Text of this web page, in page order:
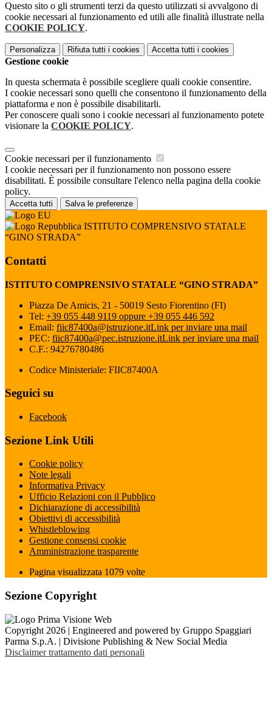
Questo sito o gli strumenti terzi da questo utilizzati si avvalgono di
cookie necessari al funzionamento ed utili alle finalità illustrate nella
COOKIE POLICY.
Personalizza Rifiuta tutti i cookies Accetta tutti i cookies
Gestione cookie
In questa schermata è possibile scegliere quali cookie consentire.
I cookie necessari sono quelli che consentono il funzionamento della
piattaforma e non è possibile disabilitarli.
Per conoscere quali sono i cookie necessari al funzionamento potete
visionare la COOKIE POLICY.
Cookie necessari per il funzionamento
I cookie necessari per il funzionamento non possono essere
disabilitati. È possibile consultare l'elenco nella pagina della cookie
policy.
Accetta tutti Salva le preferenze
ISTITUTO COMPRENSIVO STATALE
“GINO STRADA”
Contatti
ISTITUTO COMPRENSIVO STATALE “GINO STRADA”
Piazza De Amicis, 21 - 50019 Sesto Fiorentino (FI)
Tel: +39 055 448 9119 oppure +39 055 446 592
Email: fiic87400a@istruzione.itLink per inviare una mail
PEC: fiic87400a@pec.istruzione.itLink per inviare una mail
C.F.: 94276780486
Codice Ministeriale: FIIC87400A
Seguici su
Facebook
Sezione Link Utili
Cookie policy
Note legali
Informativa Privacy
Ufficio Relazioni con il Pubblico
Dichiarazione di accessibilità
Obiettivi di accessibilità
Whistleblowing
Gestione consensi cookie
Amministrazione trasparente
Pagina visualizzata 1079 volte
Sezione Copyright
Copyright 2026 | Engineered and powered by Gruppo Spaggiari
Parma S.p.A. | Divisione Publishing & New Social Media
Disclaimer trattamento dati personali